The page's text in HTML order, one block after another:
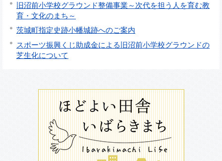
旧沼前小学校グラウンド整備事業～次代を担う人を育む教
育・文化のまち～
茨城町指定史跡小幡城跡へのご案内
スポーツ振興くじ助成金による旧沼前小学校グラウンドの
芝生化について